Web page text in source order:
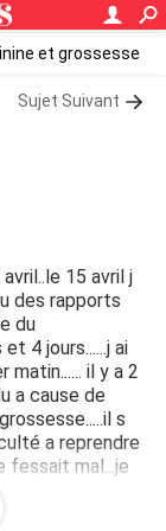
et grossesse
Sujet Suivant
15 avril j
des rapports
du
4 jours......j ai
il y a 2
a cause de
s
a reprendre
fessait mal...je
méthode que
poète